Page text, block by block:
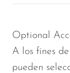
Optional
A los fines
pueden